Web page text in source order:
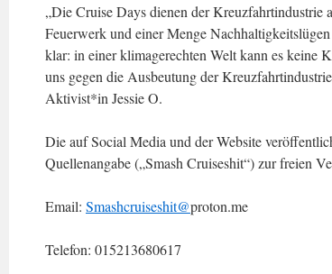
„Die Cruise Days dienen der
Feuerwerk und einer Menge
klar: in einer klimagerechten Welt kann es keine
uns gegen die Ausbeutung der
Aktivist*in Jessie O.
Die auf Social Media und der Website
Quellenangabe („Smash Cruiseshit“) zur freien
Email: Smashcruiseshit@proton.me
Telefon: 015213680617